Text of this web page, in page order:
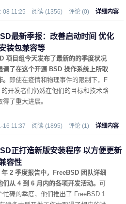
08 11:25 阅读 (1356) 评论 (0) 详细内容
最新季报：改善启动时间 优化
装包兼容等
项目组今天发布了最新的的季度状况
调了在这个开源 BSD 操作系统上所取
即使在疫情和物理事件的限制下，F
的开发者们仍然在他们的目标和技术路
得了重大进展。
16 11:37 阅读 (1895) 评论 (1) 详细内容
正打造新版安装程序 以方便更新
容性
2 季度报告中，FreeBSD 团队详细
们从 4 到 6 月内的各项开发活动。 可
忙碌的季度，他们推出了 FreeBSD 1